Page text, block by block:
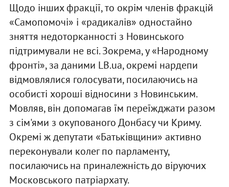
Щодо інших фракції, то окрім членів фракцій
«Самопомочі» і «радикалів» одностайно
зняття недоторканності з Новинського
підтримували не всі. Зокрема, у «Народному
фронті», за даними LB.ua, окремі нардепи
відмовлялися голосувати, посилаючись на
особисті хороші відносини з Новинським.
Мовляв, він допомагав їм переїжджати разом
з сім'ями з окупованого Донбасу чи Криму.
Окремі ж депутати «Батьківщини» активно
переконували колег по парламенту,
посилаючись на приналежність до віруючих
Московського патріархату.